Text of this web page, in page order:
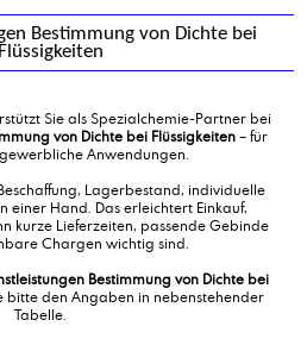
Qualität
ethoxiliert
Bestimmung von Dichte bei
Flüssigkeiten
Sie als Spezialchemie-Partner bei
von Dichte bei Flüssigkeiten– für
Anwendungen.
Lagerbestand, individuelle
einer Hand. Das erleichtert Einkauf,
kurze Lieferzeiten, passende Gebinde
Chargen wichtig sind.
Bestimmung von Dichte bei
bitte den Angaben in nebenstehender
Tabelle.